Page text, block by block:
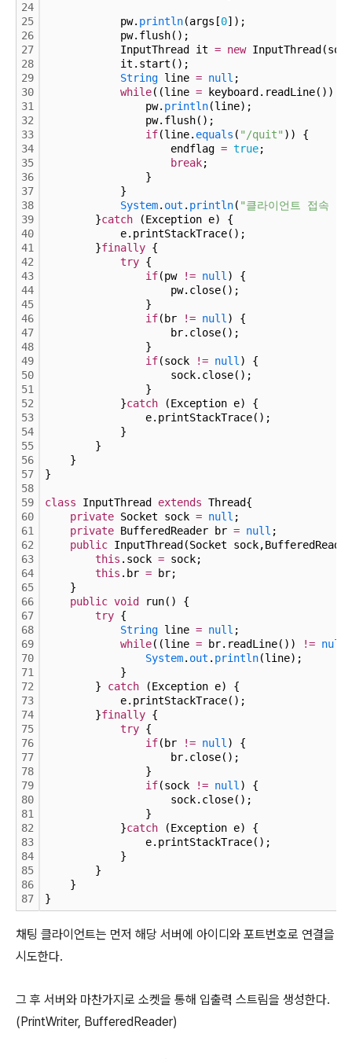
24
25
26
27
28
29
30
31
32
33
34
35
36
37
38
39
40
41
42
43
44
45
46
47
48
49
50
51
52
53
54
55
56
57
58
59
60
61
62
63
64
65
66
67
68
69
70
71
72
73
74
75
76
77
78
79
80
81
82
83
84
85
86
87
pw. println(args[0]);
pw.flush();
InputThread it = new
it.start();
String line = null ;
while((line = keyboard.readLine())
pw. println(line);
pw.flush();
if(line. equals ( "/quit" )) {
endflag = true;
break;
}
}
System. out . println( "클라이언트 접속 종
}catch (Exception e) {
e.printStackTrace();
}finally {
try {
if(pw != null ) {
pw.close();
}
if(br != null ) {
br.close();
}
if(sock != null ) {
sock.close();
}
}catch (Exception e) {
e.printStackTrace();
}
}
}
}
class InputThread extends Thread{
private Socket sock = null ;
private BufferedReader br = null ;
public InputThread(Socket
this .sock = sock;
this .br = br;
}
public void
run() {
try {
String line = null ;
while((line = br.readLine()) != null
System. out . println(line);
}
} catch (Exception e) {
e.printStackTrace();
}finally {
try {
if(br != null ) {
br.close();
}
if(sock != null ) {
sock.close();
}
}catch (Exception e) {
e.printStackTrace();
}
}
}
}
채팅 클라이언트는 먼저 해당 서버에 아이디와 포트번호로 연결을
시도한다.
그 후 서버와 마찬가지로 소켓을 통해 입출력 스트림을 생성한다.
(PrintWriter, BufferedReader)